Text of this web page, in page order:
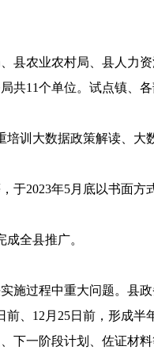
农业农村局、县人力
11个单位。试点镇、
大数据政策解读、大
2023年5月底以书面方
全县推广。
过程中重大问题。县
、12月25日前，形成半
下一阶段计划、佐证材